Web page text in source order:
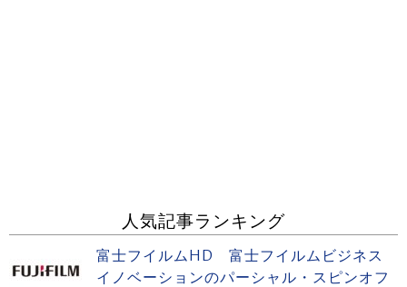
人気記事ランキング
富士フイルムHD 富士フイルムビジネス
イノベーションのパーシャル・スピンオフ